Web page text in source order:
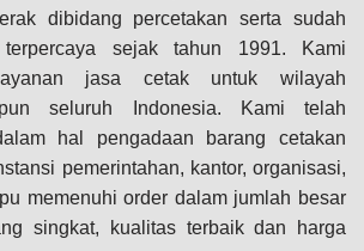
dibidang percetakan serta sudah
sejak tahun 1991. Kami
jasa cetak untuk wilayah
seluruh Indonesia. Kami telah
hal pengadaan barang cetakan
pemerintahan, kantor, organisasi,
memenuhi order dalam jumlah besar
singkat, kualitas terbaik dan harga